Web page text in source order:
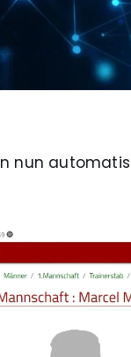
nun